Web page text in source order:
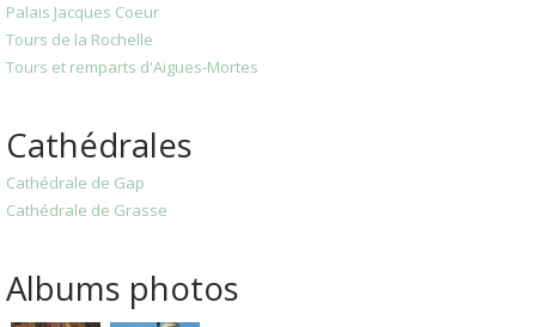
Palais Jacques Coeur
Tours de la Rochelle
Tours et remparts d'Aigues-Mortes
Cathédrales
Cathédrale de Gap
Cathédrale de Grasse
Albums photos